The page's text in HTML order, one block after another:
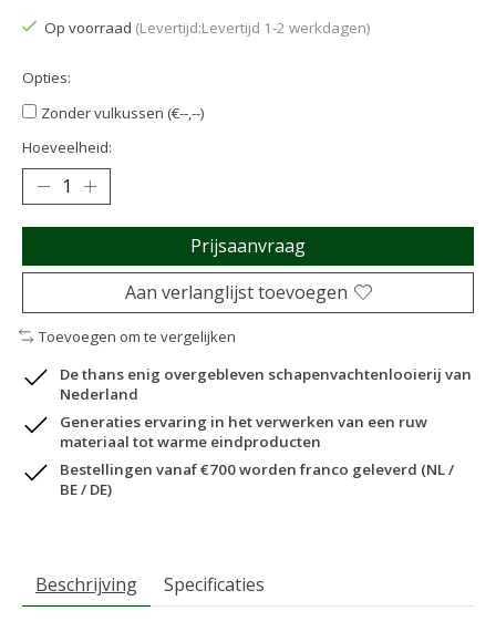
Op voorraad (Levertijd:Levertijd 1-2 werkdagen)
Opties:
Zonder vulkussen (€--,--)
Hoeveelheid:
Prijsaanvraag
Aan verlanglijst toevoegen
Toevoegen om te vergelijken
De thans enig overgebleven schapenvachtenlooierij van
Nederland
Generaties ervaring in het verwerken van een ruw
materiaal tot warme eindproducten
Bestellingen vanaf €700 worden franco geleverd (NL /
BE / DE)
Beschrijving Specificaties